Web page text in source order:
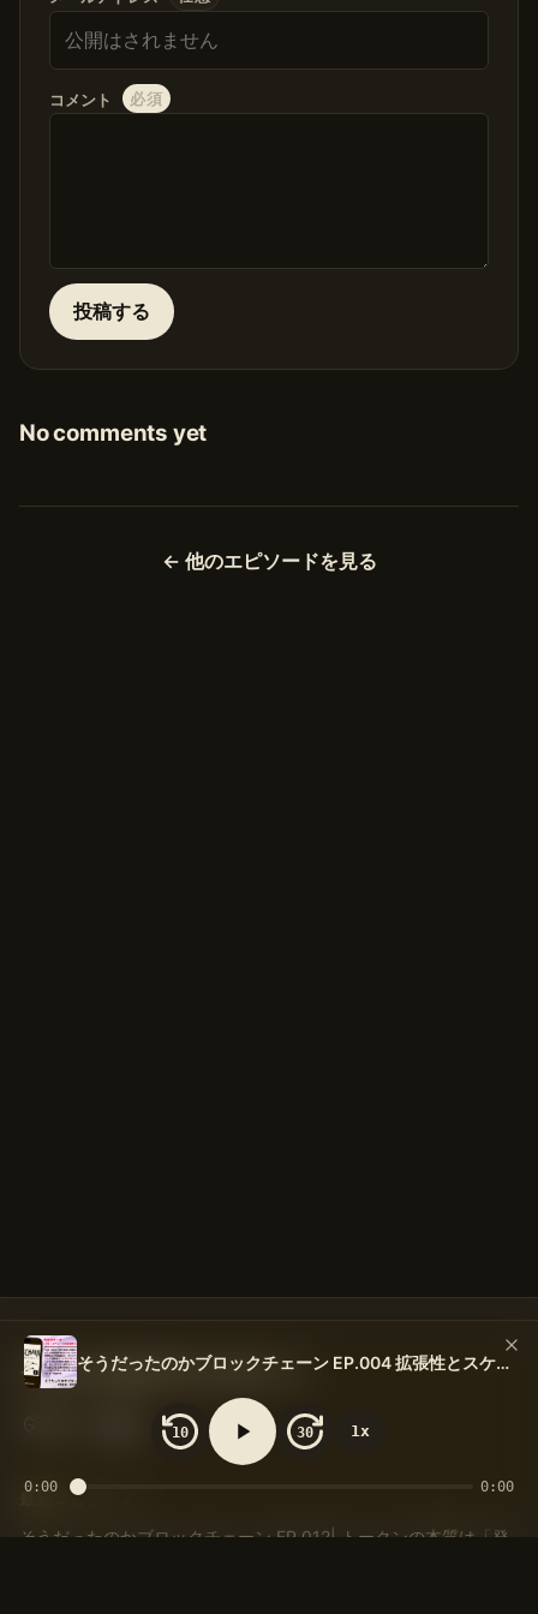
コメント 必須
投稿する
No comments yet
← 他のエピソードを見る
そうだったのかブロックチェーン
最新エピソード
そうだったのかブロックチェーン EP.012| トークンの本質は「発
そうだったのかブロックチェーン EP.004 拡張性とスケーラビリティ
10 30 1x
0:00 0:00